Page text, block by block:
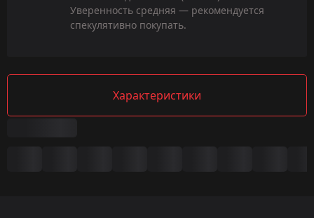
Уверенность средняя — рекомендуется
спекулятивно покупать.
Характеристики